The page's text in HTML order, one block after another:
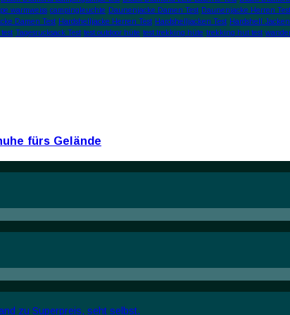
warmweiss campingleuchte Daunenjacke Damen Test Daunenjacke Herren Test
Damen Test Hardshelljacke Herren Test Hardshelljacken Test Hardshell Jacken
Tagesrucksack Test test outdoor hüte test trekking hüte trekking hut test
fürs Gelände
zu Superpreis, seht selbst.